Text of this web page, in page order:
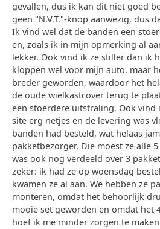
gevallen, dus ik kan dit niet goed
geen "N.V.T."-knop aanwezig, dus
Ik vind wel dat de banden een
en, zoals ik in mijn opmerking al
lekker. Ook vind ik ze stiller dan ik
kloppen wel voor mijn auto, maar
breder geworden, waardoor het
de oude wielkastcover terug te
een stoerdere uitstraling. Ook vind
site erg netjes en de levering was
banden had besteld, wat helaas
pakketbezorger. Die moest ze alle
was ook nog verdeeld over 3
zeker: ik had ze op woensdag
kwamen ze al aan. We hebben ze
monteren, omdat het behoorlijk
mooie set geworden en omdat het
hoef ik me minder zorgen te